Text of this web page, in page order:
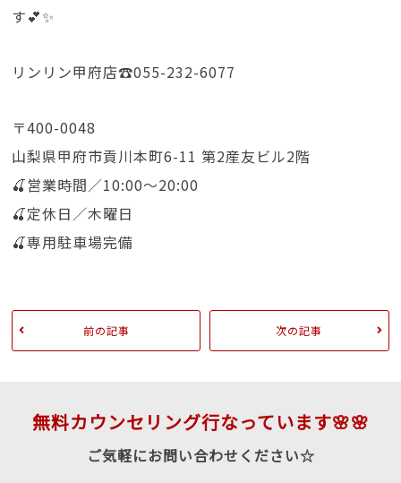
す💕✨
リンリン甲府店☎️055-232-6077
〒400-0048
山梨県甲府市貢川本町6-11 第2産友ビル2階
🍒営業時間／10:00〜20:00
🍒定休日／木曜日
🍒専用駐車場完備
前の記事 次の記事
無料カウンセリング行なっています🌸🌸
ご気軽にお問い合わせください☆